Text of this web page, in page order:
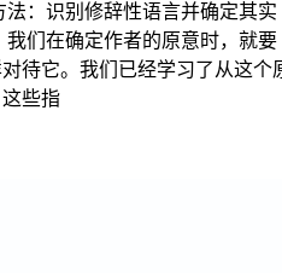
：识别修辞性语言并确定其实
我们在确定作者的原意时，就要
待它。我们已经学习了从这个
些指